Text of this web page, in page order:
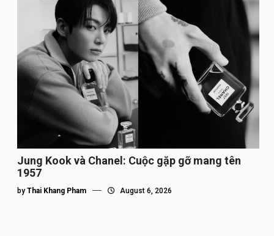
Jung Kook và Chanel: Cuộc gặp gỡ mang tên
1957
by Thai Khang Pham August 6, 2026